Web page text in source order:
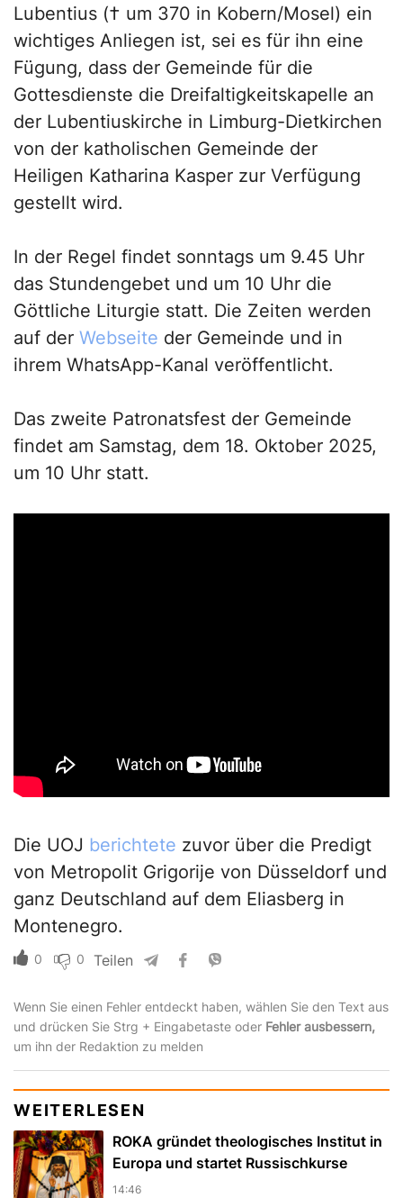
Lubentius († um 370 in Kobern/Mosel) ein
wichtiges Anliegen ist, sei es für ihn eine
Fügung, dass der Gemeinde für die
Gottesdienste die Dreifaltigkeitskapelle an
der Lubentiuskirche in Limburg-Dietkirchen
von der katholischen Gemeinde der
Heiligen Katharina Kasper zur Verfügung
gestellt wird.
In der Regel findet sonntags um 9.45 Uhr
das Stundengebet und um 10 Uhr die
Göttliche Liturgie statt. Die Zeiten werden
auf der Webseite der Gemeinde und in
ihrem WhatsApp-Kanal veröffentlicht.
Das zweite Patronatsfest der Gemeinde
findet am Samstag, dem 18. Oktober 2025,
um 10 Uhr statt.
Die UOJ berichtete zuvor über die Predigt
von Metropolit Grigorije von Düsseldorf und
ganz Deutschland auf dem Eliasberg in
Montenegro.
0 0 Teilen
Wenn Sie einen Fehler entdeckt haben, wählen Sie den Text aus
und drücken Sie Strg + Eingabetaste oder Fehler ausbessern,
um ihn der Redaktion zu melden
WEITERLESEN
ROKA gründet theologisches Institut in
Europa und startet Russischkurse
14:46